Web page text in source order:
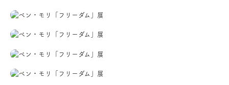
お問い合わせ